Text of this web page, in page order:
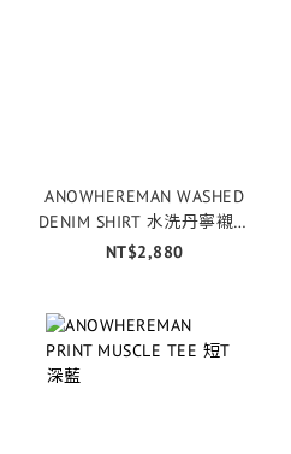
ANOWHEREMAN WASHED
DENIM SHIRT 水洗丹寧襯衫
白藍色
NT$2,880